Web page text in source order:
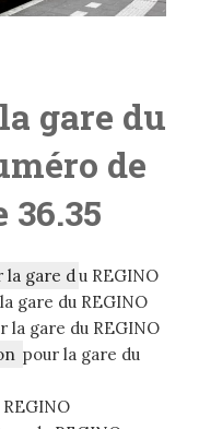
gare du
de
la gare du REGINO
gare du REGINO
la gare du REGINO
pour la gare du